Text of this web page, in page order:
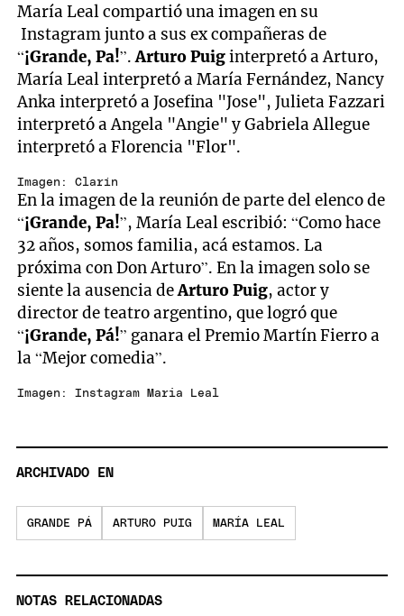
María Leal compartió una imagen en su
Instagram junto a sus ex compañeras de
“¡Grande, Pa!”.Arturo Puiginterpretó a Arturo,
María Leal interpretó a María Fernández, Nancy
Anka interpretó a Josefina "Jose", Julieta Fazzari
interpretó a Angela "Angie" y Gabriela Allegue
interpretó a Florencia "Flor".
Imagen: Clarín
En la imagen de la reunión de parte del elenco de
“¡Grande, Pa!”, María Leal escribió: “Como hace
32 años, somos familia, acá estamos. La
próxima con Don Arturo”. En la imagen solo se
siente la ausencia deArturo Puig, actor y
director de teatro argentino, que logró que
“¡Grande, Pá!” ganara el Premio Martín Fierro a
la “Mejor comedia”.
Imagen: Instagram Maria Leal
ARCHIVADO EN
GRANDE PÁ ARTURO PUIG MARÍA LEAL
NOTAS RELACIONADAS